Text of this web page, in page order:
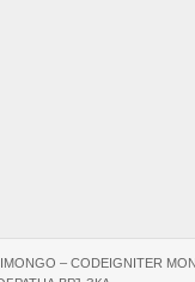
– CODEIGNITER